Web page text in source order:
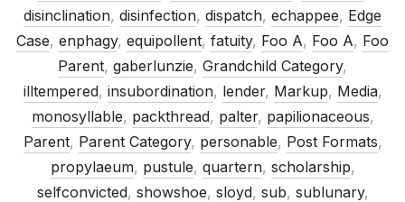
disinclination, disinfection, dispatch, echappee, Edge
Case, enphagy, equipollent, fatuity, Foo A, Foo A, Foo
Parent, gaberlunzie, Grandchild Category,
illtempered, insubordination, lender, Markup, Media,
monosyllable, packthread, palter, papilionaceous,
Parent, Parent Category, personable, Post Formats,
propylaeum, pustule, quartern, scholarship,
selfconvicted, showshoe, sloyd, sub, sublunary,